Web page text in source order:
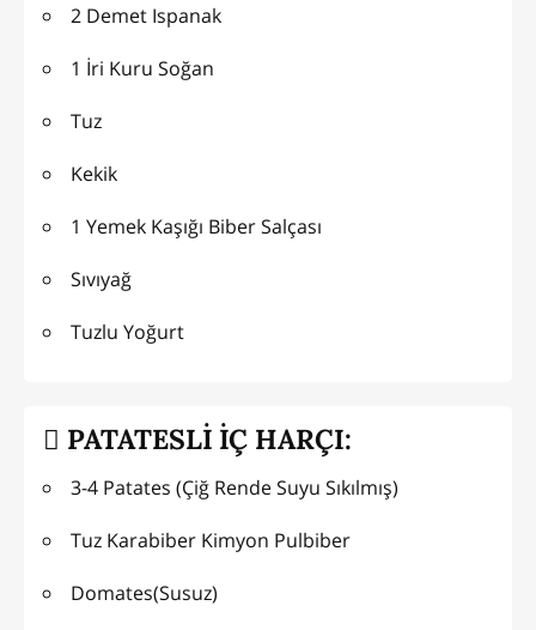
2 Demet Ispanak
1 İri Kuru Soğan
Tuz
Kekik
1 Yemek Kaşığı Biber Salçası
Sıvıyağ
Tuzlu Yoğurt
PATATESLİ İÇ HARÇI:
3-4 Patates (Çiğ Rende Suyu Sıkılmış)
Tuz Karabiber Kimyon Pulbiber
Domates(Susuz)